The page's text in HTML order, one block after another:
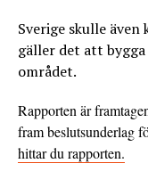
Sverige skulle
gäller det att
området.
Rapporten är
fram beslutsunderlag
hittar du rapporten.